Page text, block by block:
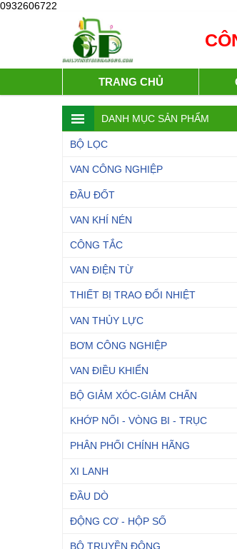
0932606722
TRANG CHỦ
DANH MỤC SẢN PHẨM
BỘ LỌC
VAN CÔNG NGHIỆP
ĐẦU ĐỐT
VAN KHÍ NÉN
CÔNG TẮC
VAN ĐIỆN TỪ
THIẾT BỊ TRAO ĐỔI NHIỆT
VAN THỦY LỰC
BƠM CÔNG NGHIỆP
VAN ĐIỀU KHIỂN
BỘ GIẢM XÓC-GIẢM CHẤN
KHỚP NỐI - VÒNG BI - TRỤC
PHÂN PHỐI CHÍNH HÃNG
XI LANH
ĐẦU DÒ
ĐỘNG CƠ - HỘP SỐ
BỘ TRUYỀN ĐỘNG